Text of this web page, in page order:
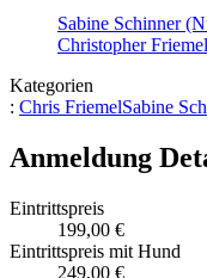
Sabine Schinner
Christopher
Kategorien
: Chris FriemelSabine
Anmeldung
Eintrittspreis
199,00 €
Eintrittspreis mit Hund
249,00 €